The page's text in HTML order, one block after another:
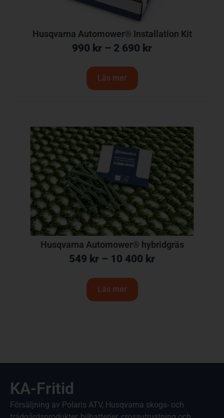
Husqvarna Automower® Installation Kit
990 kr – 2 690 kr
Läs mer
Husqvarna Automower® hybridgräs
549 kr – 10 400 kr
Läs mer
KA-Fritid
Försäljning av Polaris ATV, Husqvarna skogs- och